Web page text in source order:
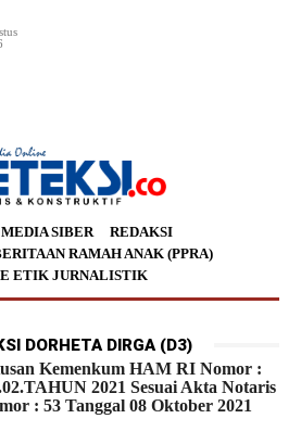
SIBER
REDAKSI
RAMAH ANAK (PPRA)
ETIK JURNALISTIK
DORHETA DIRGA (D3)
Kemenkum HAM RI Nomor :
2021 Sesuai Akta Notaris
: 53 Tanggal 08 Oktober 2021